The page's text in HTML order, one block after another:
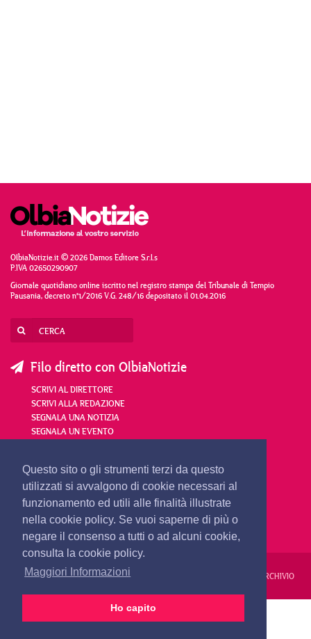
Questo sito o gli strumenti terzi da questo
utilizzati si avvalgono di cookie necessari al
funzionamento ed utili alle finalità illustrate
nella cookie policy. Se vuoi saperne di più o
negare il consenso a tutti o ad alcuni cookie,
consulta la cookie policy.
Maggiori Informazioni
Ho capito
OlbiaNotizie.it © 2026 Damos Editore S.r.l.s
P.IVA 02650290907
Giornale quotidiano online iscritto nel registro stampa del Tribunale di Tempio
Pausania, decreto n°1/2016 V.G. 248/16 depositato il 01.04.2016
Filo diretto con OlbiaNotizie
SCRIVI AL DIRETTORE
SCRIVI ALLA REDAZIONE
SEGNALA UNA NOTIZIA
SEGNALA UN EVENTO
redazione@olbianotizie.it
REDAZIONE PUBBLICITÀ PRIVACY E COOKIES ARCHIVIO
24 ORE VIDEO